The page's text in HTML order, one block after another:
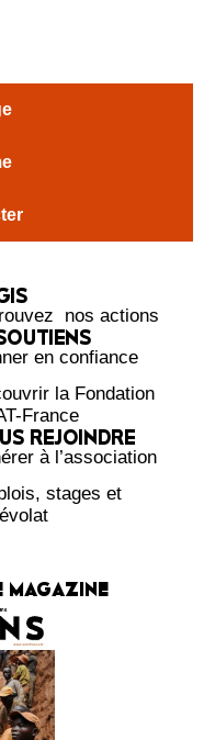
nos actions
en confiance
la Fondation
France
REJOINDRE
à l’association
stages et
MAGAZINE